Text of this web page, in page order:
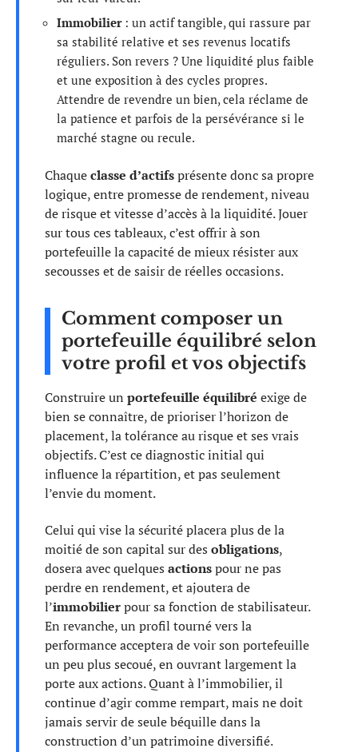
Immobilier: un actif tangible, qui rassure par
sa stabilité relative et ses revenus locatifs
réguliers. Son revers ? Une liquidité plus faible
et une exposition à des cycles propres.
Attendre de revendre un bien, cela réclame de
la patience et parfois de la persévérance si le
marché stagne ou recule.
Chaqueclasse d’actifsprésente donc sa propre
logique, entre promesse de rendement, niveau
de risque et vitesse d’accès à la liquidité. Jouer
sur tous ces tableaux, c’est offrir à son
portefeuille la capacité de mieux résister aux
secousses et de saisir de réelles occasions.
Comment composer un
portefeuille équilibré selon
votre profil et vos objectifs
Construire un portefeuille équilibré exige de
bien se connaître, de prioriser l’horizon de
placement, la tolérance au risque et ses vrais
objectifs. C’est ce diagnostic initial qui
influence la répartition, et pas seulement
l’envie du moment.
Celui qui vise la sécurité placera plus de la
moitié de son capital sur des obligations,
dosera avec quelques actionspour ne pas
perdre en rendement, et ajoutera de
l’immobilierpour sa fonction de stabilisateur.
En revanche, un profil tourné vers la
performance acceptera de voir son portefeuille
un peu plus secoué, en ouvrant largement la
porte aux actions. Quant à l’immobilier, il
continue d’agir comme rempart, mais ne doit
jamais servir de seule béquille dans la
construction d’un patrimoine diversifié.